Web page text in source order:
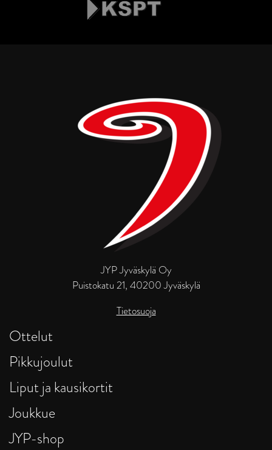
JYP Jyväskylä Oy
Puistokatu 21, 40200 Jyväskylä
Tietosuoja
Ottelut
Pikkujoulut
Liput ja kausikortit
Joukkue
JYP-shop